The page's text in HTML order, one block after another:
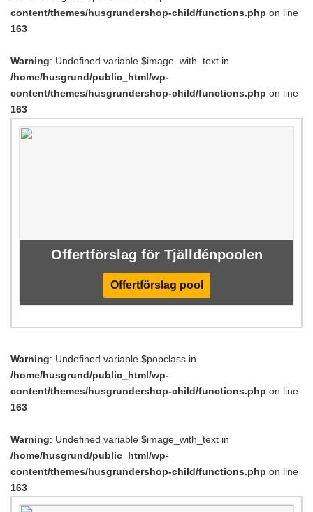
content/themes/husgrundershop-child/functions.php on line
163
Warning: Undefined variable $image_with_text in
/home/husgrund/public_html/wp-
content/themes/husgrundershop-child/functions.php on line
163
Offertförslag för Tjälldénpoolen
Offertförslag pool
Warning: Undefined variable $popclass in
/home/husgrund/public_html/wp-
content/themes/husgrundershop-child/functions.php on line
163
Warning: Undefined variable $image_with_text in
/home/husgrund/public_html/wp-
content/themes/husgrundershop-child/functions.php on line
163